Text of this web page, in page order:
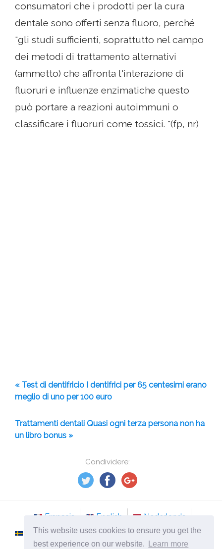
This website uses cookies to ensure you get the
best experience on our website.
Learn more
Condividere:
consumatori che i prodotti per la cura
dentale sono offerti senza fluoro, perché
"gli studi sufficienti, soprattutto nel campo
dei metodi di trattamento alternativi
(ammetto) che affronta l'interazione di
fluoruri e influenze enzimatiche questo
può portare a reazioni autoimmuni o
classificare i fluoruri come tossici. "(fp, nr)
« Test di dentifricio I dentifrici per 65 centesimi erano
meglio di uno per 100 euro
Trattamenti dentali Quasi ogni terza persona non ha
un libro bonus »
Français English
Nederlands
Svenska
Norsk Italiano
Português